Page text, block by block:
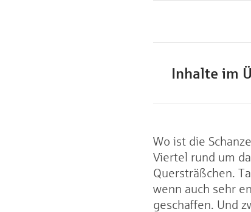
Inhalte im
Wo ist die
Viertel rund um
Quersträßchen.
wenn auch sehr
geschaffen. Und